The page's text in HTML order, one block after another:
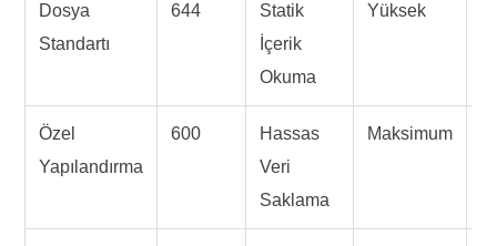
Dosya
Standartı
644
Statik
İçerik
Okuma
Yüksek
Özel
Yapılandırma
600
Hassas
Veri
Saklama
Maksimum